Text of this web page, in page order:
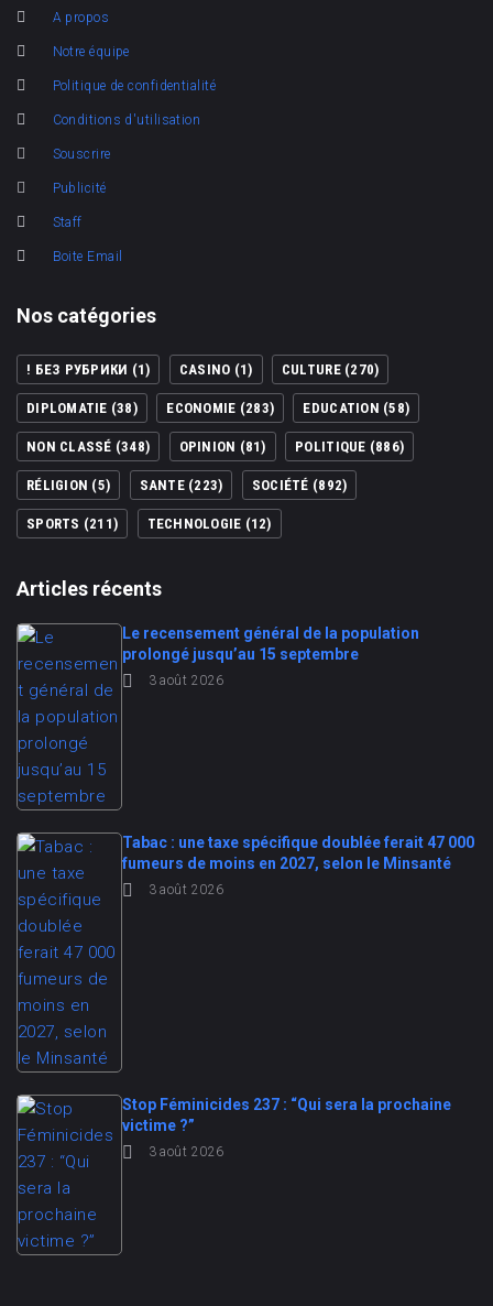
A propos
Notre équipe
Politique de confidentialité
Conditions d'utilisation
Souscrire
Publicité
Staff
Boite Email
Nos catégories
! БЕЗ РУБРИКИ (1) CASINO (1) CULTURE(270)
DIPLOMATIE (38) ECONOMIE (283) EDUCATION (58)
NON CLASSÉ (348) OPINION (81) POLITIQUE (886)
RÉLIGION (5) SANTE(223) SOCIÉTÉ (892)
SPORTS (211) TECHNOLOGIE (12)
Articles récents
Le recensement général de la population
prolongé jusqu’au 15 septembre
3 août 2026
Tabac : une taxe spécifique doublée ferait 47 000
fumeurs de moins en 2027, selon le Minsanté
3 août 2026
Stop Féminicides 237 : “Qui sera la prochaine
victime ?”
3 août 2026